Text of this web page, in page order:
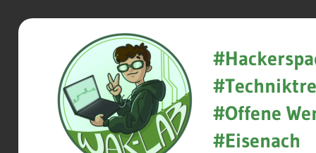
Zum
WAK-
Lab
#Offene
#Eisenach